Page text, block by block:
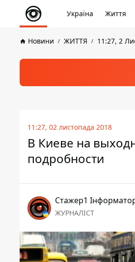
Україна Життя
Новини ЖИТТЯ 11:27, 2
11:27, 02 листопада 2018
В Киеве на
подробности
Стажер1
ЖУРНАЛІСТ